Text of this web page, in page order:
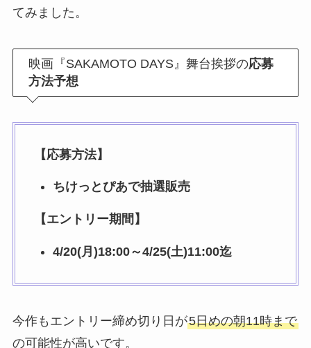
てみました。
映画『SAKAMOTO DAYS』舞台挨拶の応募
方法予想
【応募方法】
ちけっとぴあで抽選販売
【エントリー期間】
4/20(月)18:00～4/25(土)11:00迄
今作もエントリー締め切り日が5日めの朝11時まで
の可能性が高いです。